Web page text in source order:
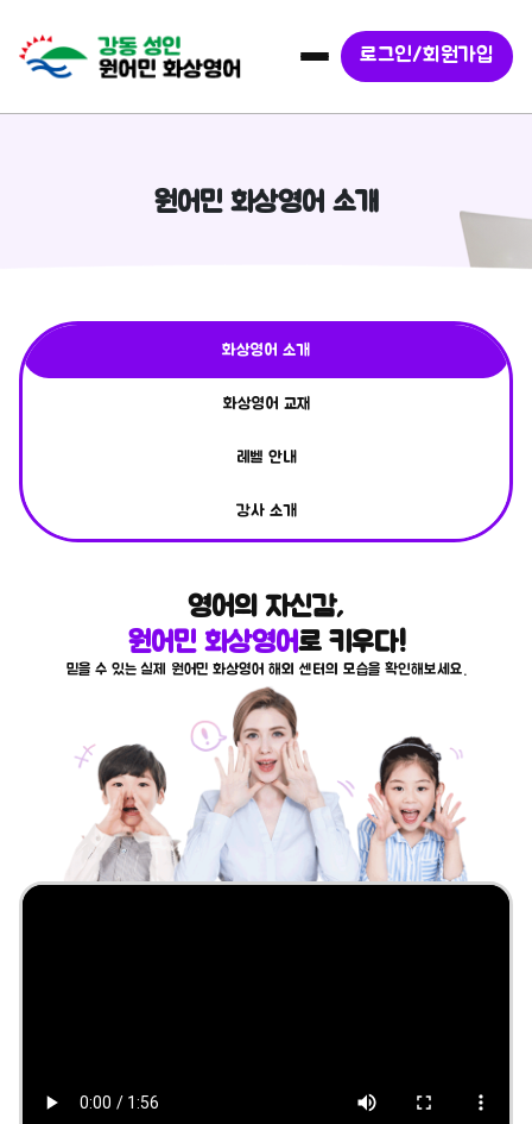
로그인/회원가입
원어민 화상영어 소개
화상영어 소개
화상영어 교재
레벨 안내
강사 소개
영어의 자신감,
원어민 화상영어로 키우다!
믿을 수 있는 실제 원어민 화상영어 해외 센터의 모습을 확인해보세요.